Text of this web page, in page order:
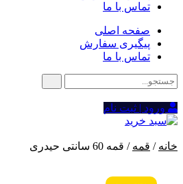
تماس با ما
صفحه اصلی
پیگیری سفارش
تماس با ما
ورود | ثبت نام
خانه / قمه / قمه 60 سانتی حیدری